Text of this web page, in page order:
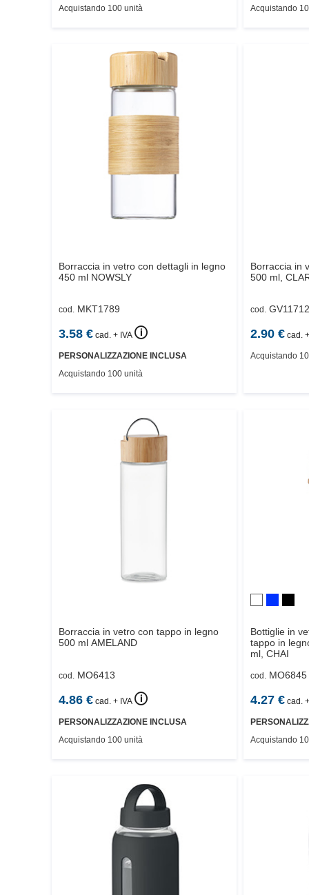
Acquistando 100 unità Acquistando
Borraccia in vetro con dettagli in legno
450 ml NOWSLY
cod. MKT1789
3.58 € cad. + IVA 🛈
PERSONALIZZAZIONE INCLUSA
Acquistando 100 unità
Borraccia in
500 ml,
cod.
2.90€ cad.
Acquistando
Borraccia in vetro con tappo in legno
500 ml AMELAND
cod. MO6413
4.86 € cad. + IVA 🛈
PERSONALIZZAZIONE INCLUSA
Acquistando 100 unità
Bottiglie in
tappo in
ml, CHAI
cod. MO6845
4.27€ cad.
Acquistando